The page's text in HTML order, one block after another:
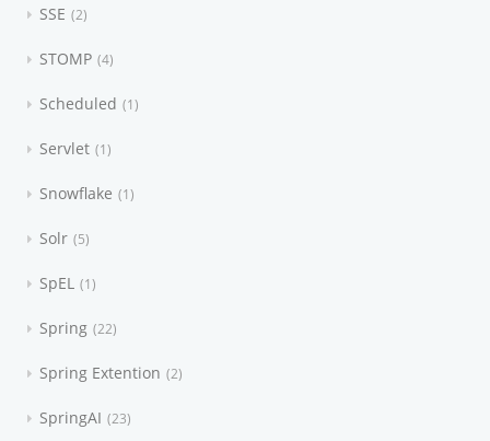
SSE 2
STOMP 4
Scheduled 1
Servlet 1
Snowflake 1
Solr 5
SpEL 1
Spring 22
Spring Extention 2
SpringAI 23